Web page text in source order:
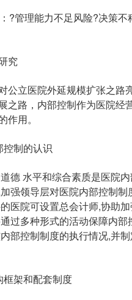
管理能力不足风险?决策不
究
立医院外延规模扩张之路
之路，内部控制作为医院
用。
制的认识
水平和综合素质是医院内
强领导层对医院内部控制
医院可设置总会计师,协助
过多种形式的活动保障内
部控制制度的执行情况,并
架和配套制度